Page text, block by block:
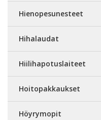
Hienopesunesteet
Hihalaudat
Hiilihapotuslaiteet
Hoitopakkaukset
Höyrymopit